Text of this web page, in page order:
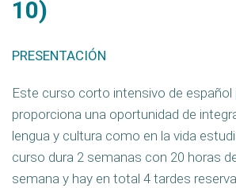
10)
PRESENTACIÓN
Este curso corto intensivo de español
proporciona una oportunidad de
lengua y cultura como en la vida
curso dura 2 semanas con 20 horas
semana y hay en total 4 tardes